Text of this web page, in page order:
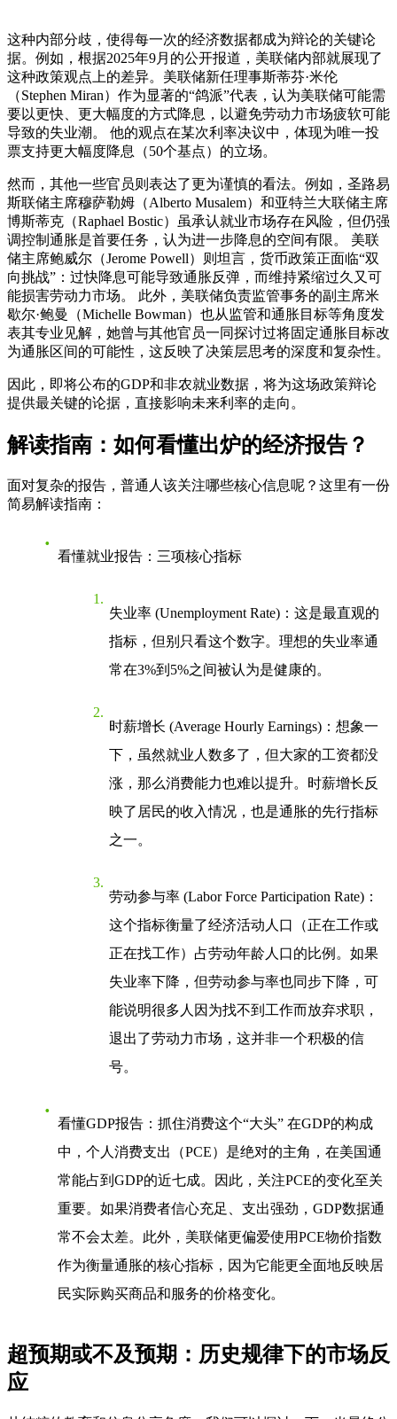
这种内部分歧，使得每一次的经济数据都成为辩论的关键论
据。例如，根据2025年9月的公开报道，美联储内部就展现了
这种政策观点上的差异。美联储新任理事斯蒂芬·米伦
（Stephen Miran）作为显著的“鸽派”代表，认为美联储可能需
要以更快、更大幅度的方式降息，以避免劳动力市场疲软可能
导致的失业潮。 他的观点在某次利率决议中，体现为唯一投
票支持更大幅度降息（50个基点）的立场。
然而，其他一些官员则表达了更为谨慎的看法。例如，圣路易
斯联储主席穆萨勒姆（Alberto Musalem）和亚特兰大联储主席
博斯蒂克（Raphael Bostic）虽承认就业市场存在风险，但仍强
调控制通胀是首要任务，认为进一步降息的空间有限。 美联
储主席鲍威尔（Jerome Powell）则坦言，货币政策正面临“双
向挑战”：过快降息可能导致通胀反弹，而维持紧缩过久又可
能损害劳动力市场。 此外，美联储负责监管事务的副主席米
歇尔·鲍曼（Michelle Bowman）也从监管和通胀目标等角度发
表其专业见解，她曾与其他官员一同探讨过将固定通胀目标改
为通胀区间的可能性，这反映了决策层思考的深度和复杂性。
因此，即将公布的GDP和非农就业数据 ，将为这场政策辩论
提供最关键的论据，直接影响未来利率的走向。
解读指南：如何看懂出炉的经济报告？
面对复杂的报告，普通人该关注哪些核心信息呢？这里有一份
简易解读指南：
看懂就业报告：三项核心指标
失业率 (Unemployment Rate) ：这是最直观的
指标，但别只看这个数字。理想的失业率通
常在3%到5%之间被认为是健康的。
时薪增长 (Average Hourly Earnings) ：想象一
下，虽然就业人数多了，但大家的工资都没
涨，那么消费能力也难以提升。时薪增长反
映了居民的收入情况，也是通胀的先行指标
之一。
劳动参与率 (Labor Force Participation Rate) ：
这个指标衡量了经济活动人口（正在工作或
正在找工作）占劳动年龄人口的比例。如果
失业率下降，但劳动参与率也同步下降，可
能说明很多人因为找不到工作而放弃求职，
退出了劳动力市场，这并非一个积极的信
号。
看懂GDP报告：抓住消费这个“大头” 在GDP的构成
中，个人消费支出（PCE）是绝对的主角，在美国通
常能占到GDP的近七成。因此，关注PCE的变化至关
重要。如果消费者信心充足、支出强劲，GDP数据通
常不会太差。此外，美联储更偏爱使用PCE物价指数
作为衡量通胀的核心指标，因为它能更全面地反映居
民实际购买商品和服务的价格变化。
超预期或不及预期：历史规律下的市场反
应